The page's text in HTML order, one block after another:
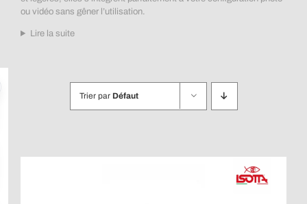
ou vidéo sans gêner l’utilisation.
Lire la suite
Trier par Défaut